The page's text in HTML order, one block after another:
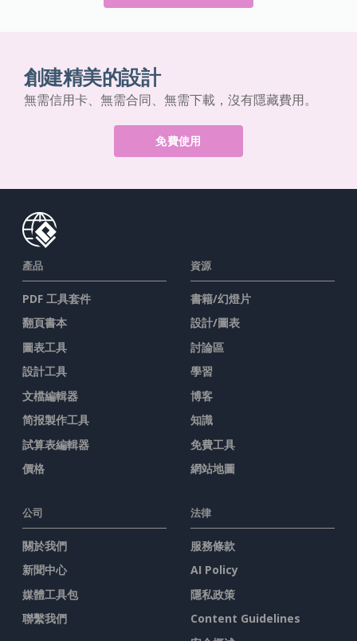
創建精美的設計
無需信用卡、無需合同、無需下載，沒有隱藏費用。
免費使用
產品
PDF 工具套件
翻頁書本
圖表工具
設計工具
文檔編輯器
简报製作工具
試算表編輯器
價格
資源
書籍/幻燈片
設計/圖表
討論區
學習
博客
知識
免費工具
網站地圖
公司
關於我們
新聞中心
媒體工具包
聯繫我們
法律
服務條款
AI Policy
隱私政策
Content Guidelines